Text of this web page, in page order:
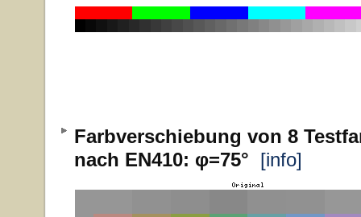
Farbverschiebung von 8
nach EN410: φ=75° [info]